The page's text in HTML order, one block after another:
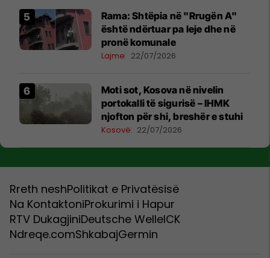
Rama: Shtëpia në "Rrugën A"
është ndërtuar pa leje dhe në
pronë komunale
Lajme 22/07/2026
Moti sot, Kosova në nivelin
portokalli të sigurisë – IHMK
njofton për shi, breshër e stuhi
Kosovë 22/07/2026
Rreth neshPolitikat e Privatësisë
Na KontaktoniProkurimi i Hapur
RTV DukagjiniDeutsche WelleICK
Ndreqe.comShkabajGermin